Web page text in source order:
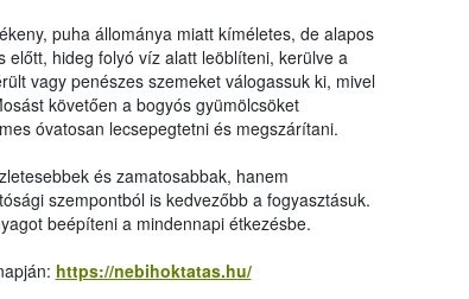
puha állománya miatt kíméletes, de alapos
hideg folyó víz alatt leöblíteni, kerülve a
vagy penészes szemeket válogassuk ki, mivel
követően a bogyós gyümölcsöket
óvatosan lecsepegtetni és megszárítani.
és zamatosabbak, hanem
szempontból is kedvezőbb a fogyasztásuk.
beépíteni a mindennapi étkezésbe.
https://nebihoktatas.hu/